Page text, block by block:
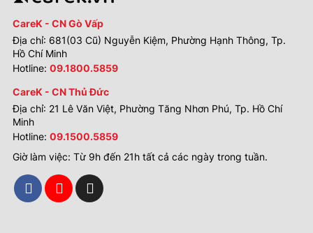
CareK - CN Gò Vấp
Địa chỉ: 681(03 Cũ) Nguyễn Kiệm, Phường Hạnh Thông, Tp.
Hồ Chí Minh
Hotline: 09.1800.5859
CareK - CN Thủ Đức
Địa chỉ: 21 Lê Văn Việt, Phường Tăng Nhơn Phú, Tp. Hồ Chí
Minh
Hotline: 09.1500.5859
Giờ làm việc: Từ 9h đến 21h tất cả các ngày trong tuần.